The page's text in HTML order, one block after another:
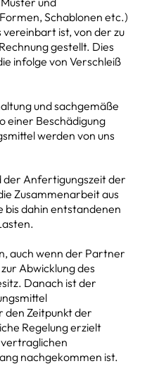
Schablonen etc.)
ist, von der zu
gestellt. Dies
infolge von Verschleiß
und sachgemäße
einer Beschädigung
werden von uns
Anfertigungszeit der
Zusammenarbeit aus
bis dahin entstandenen
auch wenn der Partner
Abwicklung des
Danach ist der
den Zeitpunkt der
Regelung erzielt
nachgekommen ist.